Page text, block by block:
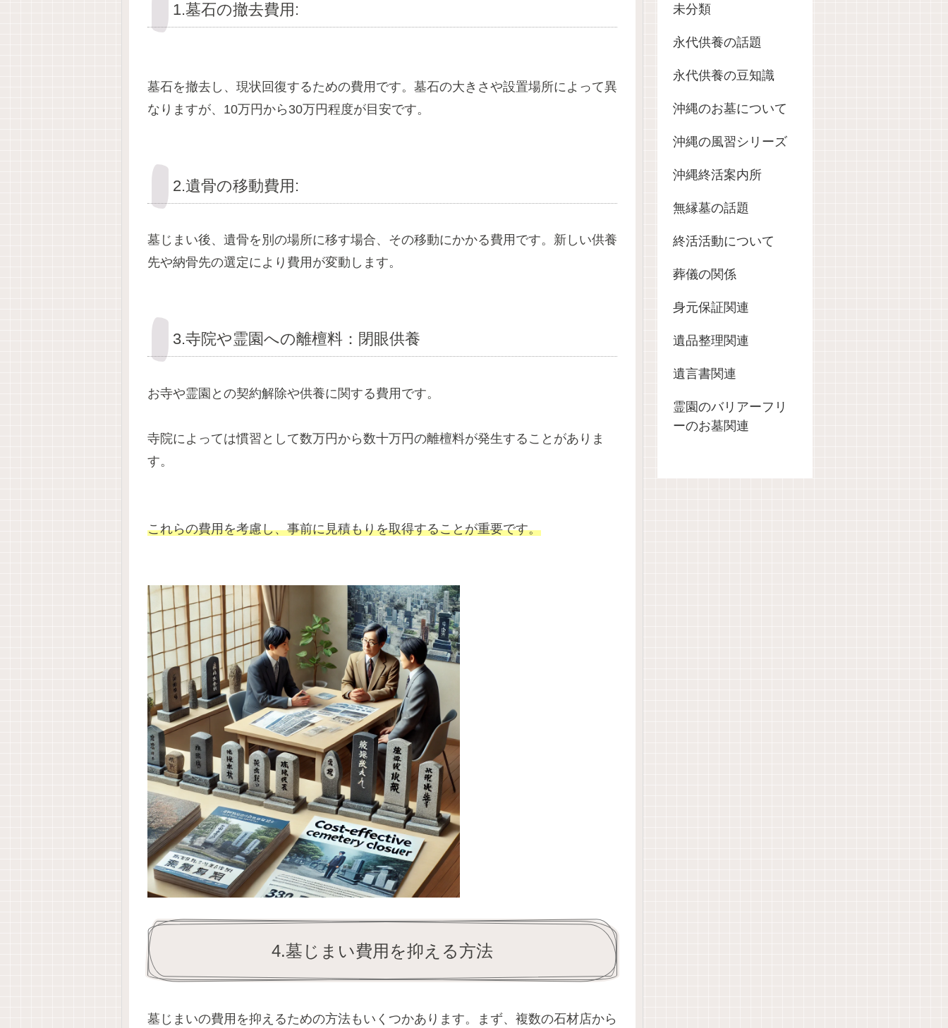
1.墓石の撤去費用:
墓石を撤去し、現状回復するための費用です。墓石の大きさや設置場所によって異
なりますが、10万円から30万円程度が目安です。
2.遺骨の移動費用:
墓じまい後、遺骨を別の場所に移す場合、その移動にかかる費用です。新しい供養
先や納骨先の選定により費用が変動します。
3.寺院や霊園への離檀料：閉眼供養
お寺や霊園との契約解除や供養に関する費用です。
寺院によっては慣習として数万円から数十万円の離檀料が発生することがありま
す。
これらの費用を考慮し、事前に見積もりを取得することが重要です。
4.墓じまい費用を抑える方法
墓じまいの費用を抑えるための方法もいくつかあります。まず、複数の石材店から
未分類
永代供養の話題
永代供養の豆知識
沖縄のお墓について
沖縄の風習シリーズ
沖縄終活案内所
無縁墓の話題
終活活動について
葬儀の関係
身元保証関連
遺品整理関連
遺言書関連
霊園のバリアーフリ
ーのお墓関連